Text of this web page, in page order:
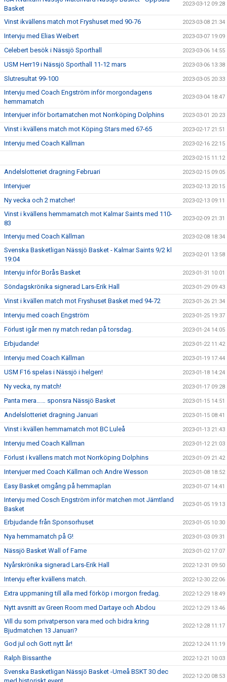
Basket
2023-03-12 09:28
Vinst ikvällens match mot Fryshuset med 90-76 2023-03-08 21:34
Intervju med Elias Weibert 2023-03-07 19:09
Celebert besök i Nässjö Sporthall 2023-03-06 14:55
USM Herr19 i Nässjö Sporthall 11-12 mars 2023-03-06 13:38
Slutresultat 99-100 2023-03-05 20:33
Intervju med Coach Engström inför morgondagens
hemmamatch
2023-03-04 18:47
Intervjuer inför bortamatchen mot Norrköping Dolphins 2023-03-01 20:23
Vinst i kvällens match mot Köping Stars med 67-65 2023-02-17 21:51
Intervju med Coach Källman 2023-02-16 22:15
2023-02-15 11:12
Andelslotteriet dragning Februari 2023-02-15 09:05
Intervjuer 2023-02-13 20:15
Ny vecka och 2 matcher! 2023-02-13 09:11
Vinst i kvällens hemmamatch mot Kalmar Saints med 110-
83
2023-02-09 21:31
Intervju med Coach Källman 2023-02-08 18:34
Svenska Basketligan Nässjö Basket - Kalmar Saints 9/2 kl
19:04
2023-02-01 13:58
Intervju inför Borås Basket 2023-01-31 10:01
Söndagskrönika signerad Lars-Erik Hall 2023-01-29 09:43
Vinst i kvällen match mot Fryshuset Basket med 94-72 2023-01-26 21:34
Intervju med coach Engström 2023-01-25 19:37
Förlust igår men ny match redan på torsdag. 2023-01-24 14:05
Erbjudande! 2023-01-22 11:42
Intervju med Coach Källman 2023-01-19 17:44
USM F16 spelas i Nässjö i helgen! 2023-01-18 14:24
Ny vecka, ny match! 2023-01-17 09:28
Panta mera…… sponsra Nässjö Basket 2023-01-15 14:51
Andelslotteriet dragning Januari 2023-01-15 08:41
Vinst i kvällen hemmamatch mot BC Luleå 2023-01-13 21:43
Intervju med Coach Källman 2023-01-12 21:03
Förlust i kvällens match mot Norrköping Dolphins 2023-01-09 21:42
Intervjuer med Coach Källman och Andre Wesson 2023-01-08 18:52
Easy Basket omgång på hemmaplan 2023-01-07 14:41
Intervju med Cosch Engström inför matchen mot Jämtland
Basket
2023-01-05 19:13
Erbjudande från Sponsorhuset 2023-01-05 10:30
Nya hemmamatch på G! 2023-01-03 09:31
Nässjö Basket Wall of Fame 2023-01-02 17:07
Nyårskrönika signerad Lars-Erik Hall 2022-12-31 09:50
Intervju efter kvällens match. 2022-12-30 22:06
Extra uppmaning till alla med förköp i morgon fredag. 2022-12-29 18:49
Nytt avsnitt av Green Room med Dartaye och Abdou 2022-12-29 13:46
Vill du som privatperson vara med och bidra kring
Bjudmatchen 13 Januari?
2022-12-28 11:17
God jul och Gott nytt år! 2022-12-24 11:19
Ralph Bissanthe 2022-12-21 10:03
Svenska Basketligan Nässjö Basket -Umeå BSKT 30 dec
2022-12-20 08:53